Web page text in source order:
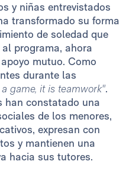
y niñas entrevistados
transformado su forma
de soledad que
programa, ahora
mutuo. Como
durante las
game, it is teamwork".
han constatado una
de los menores,
expresan con
y mantienen una
hacia sus tutores.